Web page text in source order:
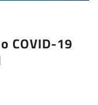
COVID-19